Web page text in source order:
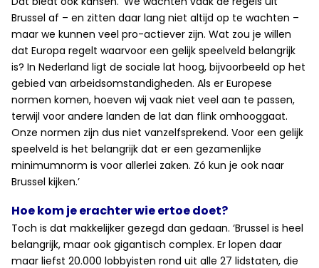
Brussel af – en zitten daar lang niet altijd op te wachten –
maar we kunnen veel pro-actiever zijn. Wat zou je willen
dat Europa regelt waarvoor een gelijk speelveld belangrijk
is? In Nederland ligt de sociale lat hoog, bijvoorbeeld op het
gebied van arbeidsomstandigheden. Als er Europese
normen komen, hoeven wij vaak niet veel aan te passen,
terwijl voor andere landen de lat dan flink omhooggaat.
Onze normen zijn dus niet vanzelfsprekend. Voor een gelijk
speelveld is het belangrijk dat er een gezamenlijke
minimumnorm is voor allerlei zaken. Zó kun je ook naar
Brussel kijken.’
Hoe kom je erachter wie ertoe doet?
Toch is dat makkelijker gezegd dan gedaan. ‘Brussel is heel
belangrijk, maar ook gigantisch complex. Er lopen daar
maar liefst 20.000 lobbyisten rond uit alle 27 lidstaten, die